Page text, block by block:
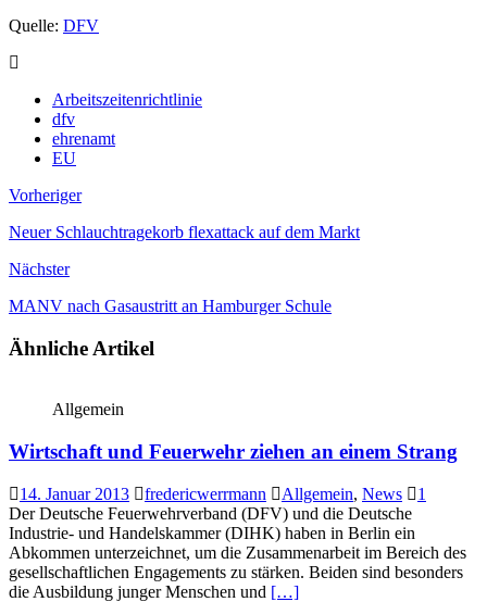
Quelle: DFV
Arbeitszeitenrichtlinie
dfv
ehrenamt
EU
Vorheriger
Neuer Schlauchtragekorb flexattack auf dem Markt
Nächster
MANV nach Gasaustritt an Hamburger Schule
Ähnliche Artikel
Allgemein
Wirtschaft und Feuerwehr ziehen an einem Strang
14. Januar 2013 fredericwerrmann Allgemein, News
1
Der Deutsche Feuerwehrverband (DFV) und die Deutsche
Industrie- und Handelskammer (DIHK) haben in Berlin ein
Abkommen unterzeichnet, um die Zusammenarbeit im Bereich des
gesellschaftlichen Engagements zu stärken. Beiden sind besonders
die Ausbildung junger Menschen und […]